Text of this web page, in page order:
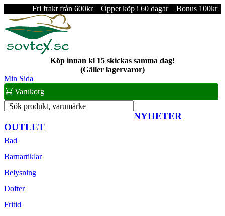
Fri frakt från 600kr Öppet köp i 60 dagar Bonus 100kr
Köp innan kl 15 skickas samma dag!
(Gäller lagervaror)
Min Sida
Varukorg
Sök produkt, varumärke
NYHETER
OUTLET
Bad
Barnartiklar
Belysning
Dofter
Fritid